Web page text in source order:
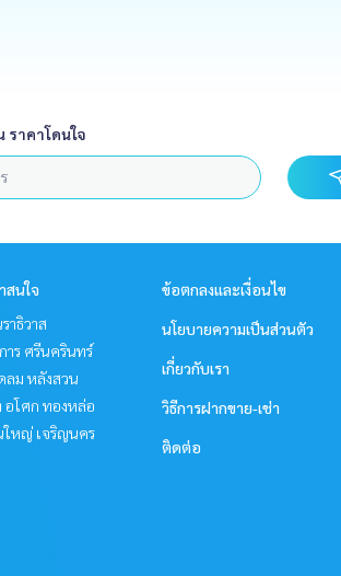
ราคาโดนใจ
สนใจ
าธิวาส
ร ศรีนครินทร์
ลม หลังสวน
อโศก ทองหล่อ
ใหญ่ เจริญนคร
ข้อตกลงและเงื่อนไข
นโยบายความเป็นส่วนตัว
เกี่ยวกับเรา
วิธีการฝากขาย-เช่า
ติดต่อ